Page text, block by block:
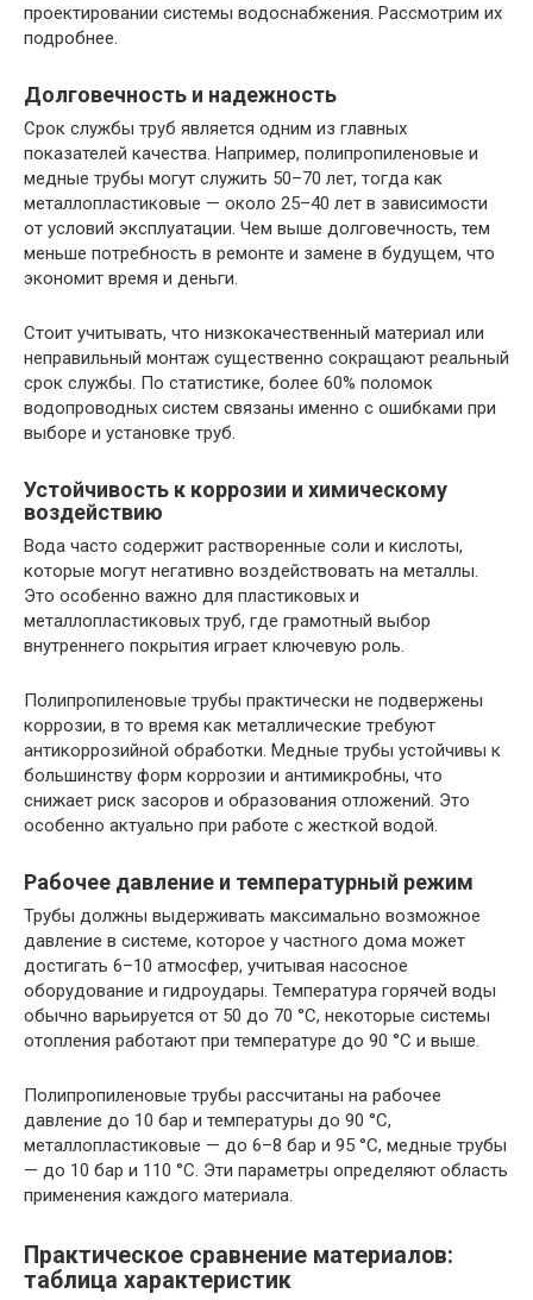
проектировании системы водоснабжения. Рассмотрим их
подробнее.
Долговечность и надежность
Срок службы труб является одним из главных
показателей качества. Например, полипропиленовые и
медные трубы могут служить 50–70 лет, тогда как
металлопластиковые — около 25–40 лет в зависимости
от условий эксплуатации. Чем выше долговечность, тем
меньше потребность в ремонте и замене в будущем, что
экономит время и деньги.
Стоит учитывать, что низкокачественный материал или
неправильный монтаж существенно сокращают реальный
срок службы. По статистике, более 60% поломок
водопроводных систем связаны именно с ошибками при
выборе и установке труб.
Устойчивость к коррозии и химическому
воздействию
Вода часто содержит растворенные соли и кислоты,
которые могут негативно воздействовать на металлы.
Это особенно важно для пластиковых и
металлопластиковых труб, где грамотный выбор
внутреннего покрытия играет ключевую роль.
Полипропиленовые трубы практически не подвержены
коррозии, в то время как металлические требуют
антикоррозийной обработки. Медные трубы устойчивы к
большинству форм коррозии и антимикробны, что
снижает риск засоров и образования отложений. Это
особенно актуально при работе с жесткой водой.
Рабочее давление и температурный режим
Трубы должны выдерживать максимально возможное
давление в системе, которое у частного дома может
достигать 6–10 атмосфер, учитывая насосное
оборудование и гидроудары. Температура горячей воды
обычно варьируется от 50 до 70 °C, некоторые системы
отопления работают при температуре до 90 °C и выше.
Полипропиленовые трубы рассчитаны на рабочее
давление до 10 бар и температуры до 90 °C,
металлопластиковые — до 6–8 бар и 95 °C, медные трубы
— до 10 бар и 110 °C. Эти параметры определяют область
применения каждого материала.
Практическое сравнение материалов:
таблица характеристик